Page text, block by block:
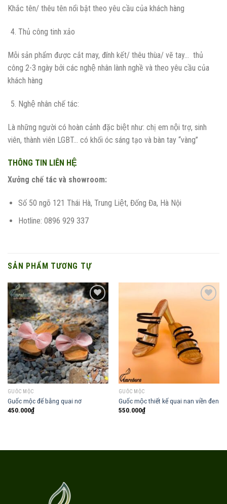
Khắc tên/ thêu tên nổi bật theo yêu cầu của khách hàng
Thủ công tinh xảo
Mỗi sản phẩm được cắt may, đính kết/ thêu thùa/ vẽ tay… thủ
công 2-3 ngày bởi các nghệ nhân lành nghề và theo yêu cầu của
khách hàng
Nghệ nhân chế tác:
Là những người có hoàn cảnh đặc biệt như: chị em nội trợ, sinh
viên, thành viên LGBT… có khối óc sáng tạo và bàn tay “vàng”
THÔNG TIN LIÊN HỆ
Xưởng chế tác và showroom:
Số 50 ngõ 121 Thái Hà, Trung Liệt, Đống Đa, Hà Nội
Hotline: 0896 929 337
SẢN PHẨM TƯƠNG TỰ
Add to
wishlist
GUỐC MỘC
Guốc mộc đế bằng quai nơ
450.000₫
GUỐC MỘC
Guốc mộc thiết kế quai nan viền đen
550.000₫